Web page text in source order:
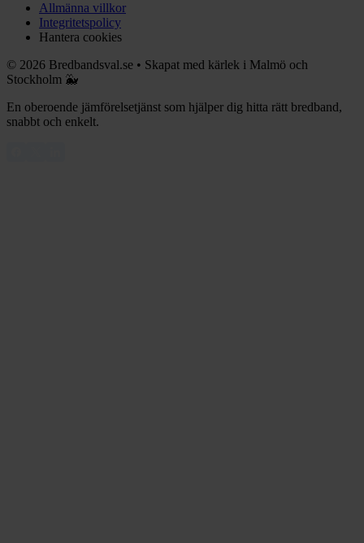
Allmänna villkor
Integritetspolicy
Hantera cookies
© 2026 Bredbandsval.se • Skapat med kärlek i Malmö och
Stockholm 🐳
En oberoende jämförelsetjänst som hjälper dig hitta rätt bredband,
snabbt och enkelt.